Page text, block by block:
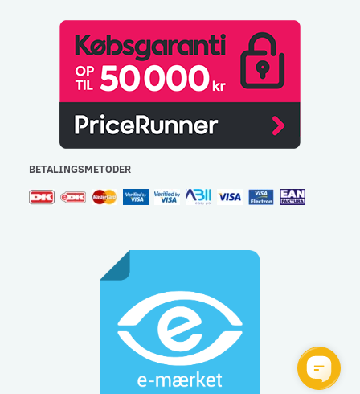
BETALINGSMETODER